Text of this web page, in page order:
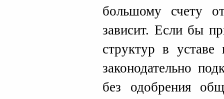
большому счету
зависит. Если бы
структур в
законодательно
без одобрения